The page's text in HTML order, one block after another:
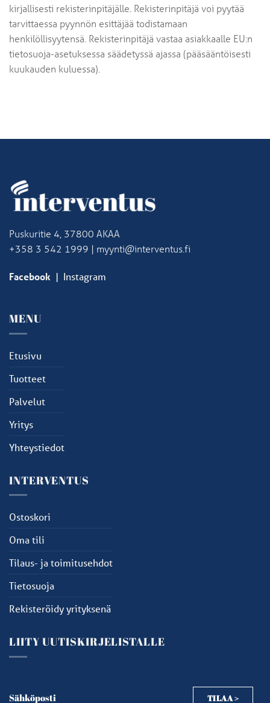
kirjallisesti rekisterinpitäjälle. Rekisterinpitäjä voi pyytää
tarvittaessa pyynnön esittäjää todistamaan
henkilöllisyytensä. Rekisterinpitäjä vastaa asiakkaalle EU:n
tietosuoja-asetuksessa säädetyssä ajassa (pääsääntöisesti
kuukauden kuluessa).
Puskuritie 4, 37800 AKAA
+358 3 542 1999 | myynti@interventus.fi
Facebook | Instagram
MENU
Etusivu
Tuotteet
Palvelut
Yritys
Yhteystiedot
INTERVENTUS
Ostoskori
Oma tili
Tilaus- ja toimitusehdot
Tietosuoja
Rekisteröidy yrityksenä
LIITY UUTISKIRJELISTALLE
Sähköposti TILAA >